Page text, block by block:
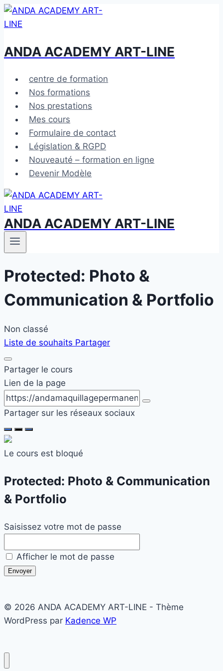
Aller
au
ANDA ACADEMY ART-LINE
centre de formation
Nos formations
Nos prestations
Mes cours
Formulaire de contact
Législation & RGPD
Nouveauté – formation en ligne
Devenir Modèle
ANDA ACADEMY ART-LINE
Protected: Photo &
Communication & Portfolio
Non classé
Liste de souhaits Partager
Partager le cours
Lien de la page
Partager sur les réseaux sociaux
Le cours est bloqué
Protected: Photo & Communication
& Portfolio
Saisissez votre mot de passe
Afficher le mot de passe
Envoyer
© 2026 ANDA ACADEMY ART-LINE - Thème
WordPress par Kadence WP